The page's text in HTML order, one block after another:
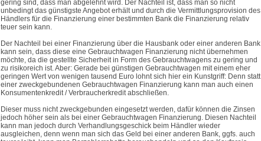
gering sind, dass man abgelehnt wird. Der Nachteil ist, dass man so nicht
unbedingt das günstigste Angebot erhält und durch die Vermittlungsprovision des
Händlers für die Finanzierung einer bestimmten Bank die Finanzierung relativ
teuer sein kann.
Der Nachteil bei einer Finanzierung über die Hausbank oder einer anderen Bank
kann sein, dass diese eine Gebrauchtwagen Finanzierung nicht übernehmen
möchte, da die gestellte Sicherheit in Form des Gebrauchtwagens zu gering und
zu risikoreich ist. Aber: Gerade bei günstigen Gebrauchtwagen mit einem eher
geringen Wert von wenigen tausend Euro lohnt sich hier ein Kunstgriff: Denn statt
einer zweckgebundenen Gebrauchtwagen Finanzierung kann man auch einen
Konsumentenkredit / Verbraucherkredit abschließen.
Dieser muss nicht zweckgebunden eingesetzt werden, dafür können die Zinsen
jedoch höher sein als bei einer Gebrauchtwagen Finanzierung. Diesen Nachteil
kann man jedoch durch Verhandlungsgeschick beim Händler wieder
ausgleichen, denn wenn man sich das Geld bei einer anderen Bank, ggfs. auch